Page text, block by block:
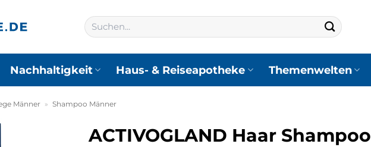
Suchen
nach:
Nachhaltigkeit Haus- & Reiseapotheke Themenwelten
Männer » Shampoo Männer
ACTIVOGLAND Haar Shampoo